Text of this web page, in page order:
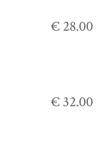
€ 28.00
€ 32.00